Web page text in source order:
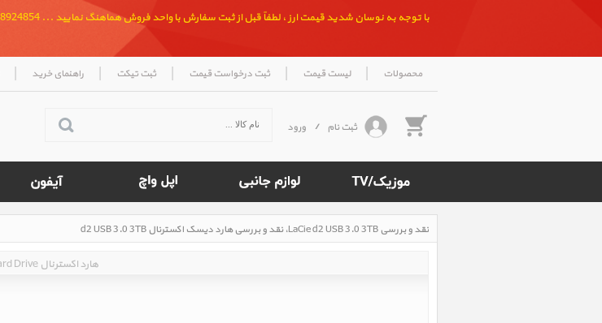
با توجه به نوسان شدید قیمت ارز ، لطفاً قبل از ثبت سفارش با واحد فروش هماهنگ نمایید ... 88924854
محصولات | لیست قیمت | ثبت درخواست قیمت | ثبت تیکت | راهنمای خرید |
ثبت نام / ورود
نقد و بررسی LaCie d2 USB 3.0 3TB، نقد و بررسی هارد دیسک اکسترنال d2 USB 3.0 3TB
Rated
Hard Drive هارد اکسترنال